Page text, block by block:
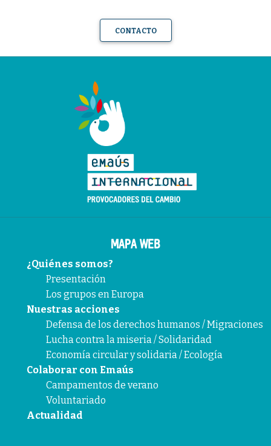
CONTACTO
MAPA WEB
¿Quiénes somos?
Presentación
Los grupos en Europa
Nuestras acciones
Defensa de los derechos humanos / Migraciones
Lucha contra la miseria / Solidaridad
Economía circular y solidaria / Ecología
Colaborar con Emaús
Campamentos de verano
Voluntariado
Actualidad